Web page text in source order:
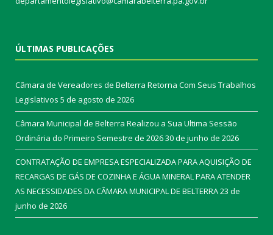
ÚLTIMAS PUBLICAÇÕES
Câmara de Vereadores de Belterra Retorna Com Seus Trabalhos
Legislativos 5 de agosto de 2026
Câmara Municipal de Belterra Realizou a Sua Ultima Sessão
Ordinária do Primeiro Semestre de 202630 de junho de 2026
CONTRATAÇÃO DE EMPRESA ESPECIALIZADA PARA AQUISIÇÃO DE
RECARGAS DE GÁS DE COZINHA E ÁGUA MINERAL PARA ATENDER
AS NECESSIDADES DA CÂMARA MUNICIPAL DE BELTERRA23 de
junho de 2026